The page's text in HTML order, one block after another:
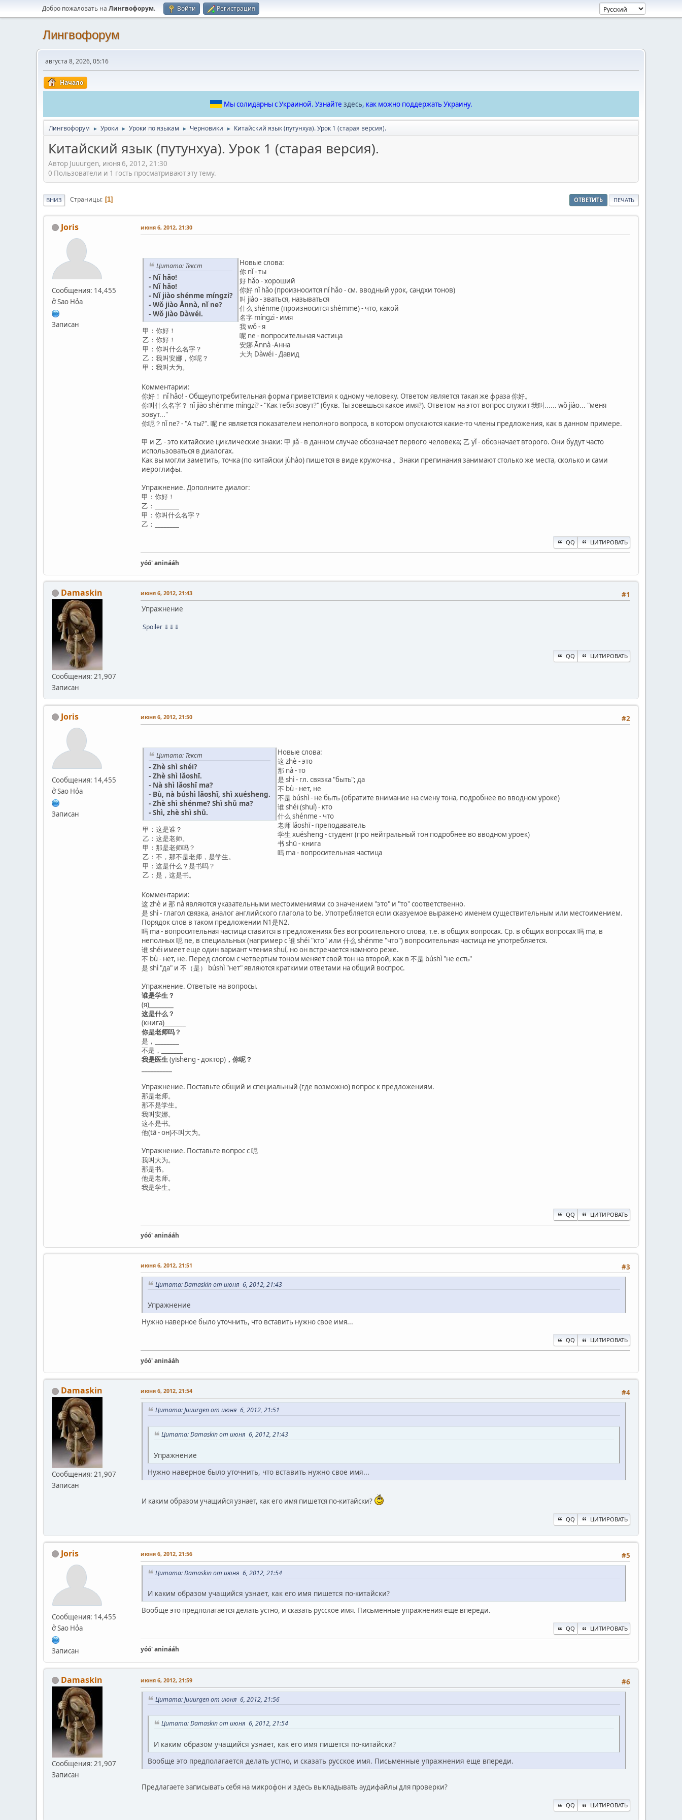
Добро пожаловать на Лингвофорум. Войти Регистрация
Лингвофорум
августа 8, 2026, 05:16
Начало
Мы солидарны с Украиной. Узнайте здесь, как можно поддержать Украину.
Лингвофорум ► Уроки ► Уроки по языкам ► Черновики ► Китайский язык (путунхуа). Урок 1 (старая версия).
Китайский язык (путунхуа). Урок 1 (старая версия).
Автор Juuurgen, июня 6, 2012, 21:30
0 Пользователи и 1 гость просматривают эту тему.
ОТВЕТИТЬ ПЕЧАТЬ
ВНИЗ Страницы 1
Joris
Сообщения: 14,455
ở Sao Hỏa
Записан
июня 6, 2012, 21:30
Цитата: Текст
- Nǐ hǎo!
- Nǐ hǎo!
- Nǐ jiào shénme míngzi?
- Wǒ jiào Ānnà, nǐ ne?
- Wǒ jiào Dàwéi.
甲：你好！
乙：你好！
甲：你叫什么名字？
乙：我叫安娜，你呢？
甲：我叫大为。
Новые слова:
你 nǐ - ты
好 hǎo - хороший
你好 nǐ hǎo (произносится ní hǎo - см. вводный урок, сандхи тонов)
叫 jiào - зваться, называться
什么 shénme (произносится shémme) - что, какой
名字 míngzi - имя
我 wǒ - я
呢 ne - вопросительная частица
安娜 Ānnà -Анна
大为 Dàwéi - Давид
Комментарии:
你好！ nǐ hǎo! - Общеупотребительная форма приветствия к одному человеку. Ответом является такая же фраза 你好。
你叫什么名字？ nǐ jiào shénme míngzi? - "Как тебя зовут?" (букв. Ты зовешься какое имя?). Ответом на этот вопрос служит 我叫...... wǒ jiào... "меня
зовут..."
你呢？nǐ ne? - "А ты?". 呢 ne является показателем неполного вопроса, в котором опускаются какие-то члены предложения, как в данном примере.
甲 и 乙 - это китайские циклические знаки: 甲 jiǎ - в данном случае обозначает первого человека; 乙 yǐ - обозначает второго. Они будут часто
использоваться в диалогах.
Как вы могли заметить, точка (по китайски jùhào) пишется в виде кружочка 。Знаки препинания занимают столько же места, сколько и сами
иероглифы.
Упражнение. Дополните диалог:
甲：你好！
乙：________
甲：你叫什么名字？
乙：________
QQ ЦИТИРОВАТЬ
yóó' aninááh
Damaskin
Сообщения: 21,907
Записан
#1
июня 6, 2012, 21:43
Упражнение
Spoiler ⇓⇓⇓
QQ ЦИТИРОВАТЬ
Joris
Сообщения: 14,455
ở Sao Hỏa
Записан
#2
июня 6, 2012, 21:50
Цитата: Текст
- Zhè shì shéi?
- Zhè shì lǎoshī.
- Nà shì lǎoshī ma?
- Bù, nà búshì lǎoshī, shì xuésheng.
- Zhè shì shénme? Shì shū ma?
- Shì, zhè shì shū.
甲：这是谁？
乙：这是老师。
甲：那是老师吗？
乙：不，那不是老师，是学生。
甲：这是什么？是书吗？
乙：是，这是书。
Новые слова:
这 zhè - это
那 nà - то
是 shì - гл. связка "быть"; да
不 bù - нет, не
不是 búshì - не быть (обратите внимание на смену тона, подробнее во вводном уроке)
谁 shéi (shuí) - кто
什么 shénme - что
老师 lǎoshī - преподаватель
学生 xuésheng - студент (про нейтральный тон подробнее во вводном уроек)
书 shū - книга
吗 ma - вопросительная частица
Комментарии:
这 zhè и 那 nà являются указательными местоимениями со значением "это" и "то" соответственно.
是 shì - глагол связка, аналог английского глагола to be. Употребляется если сказуемое выражено именем существительным или местоимением.
Порядок слов в таком предложении N1是N2.
吗 ma - вопросительная частица ставится в предложениях без вопросительного слова, т.е. в общих вопросах. Ср. в общих вопросах 吗 ma, в
неполных 呢 ne, в специальных (например с 谁 shéi "кто" или 什么 shénme "что") вопросительная частица не употребляется.
谁 shéi имеет еще один вариант чтения shuí, но он встречается намного реже.
不 bù - нет, не. Перед слогом с четвертым тоном меняет свой тон на второй, как в 不是 búshì "не есть"
是 shì "да" и 不（是） búshì "нет" являются краткими ответами на общий воспрос.
Упражнение. Ответьте на вопросы.
谁是学生？
(я)________
这是什么？
(книга)_______
你是老师吗？
是，________
不是，_______
我是医生 (yīshēng - доктор) ，你呢？
Упражнение. Поставьте общий и специальный (где возможно) вопрос к предложениям.
那是老师。
那不是学生。
我叫安娜。
这不是书。
他(tā - он)不叫大为。
Упражнение. Поставьте вопрос с 呢
我叫大为。
那是书。
他是老师。
我是学生。
QQ ЦИТИРОВАТЬ
yóó' aninááh
#3
июня 6, 2012, 21:51
Цитата: Damaskin от июня 6, 2012, 21:43
Упражнение
Нужно наверное было уточнить, что вставить нужно свое имя...
QQ ЦИТИРОВАТЬ
yóó' aninááh
Damaskin
Сообщения: 21,907
Записан
#4
июня 6, 2012, 21:54
Цитата: Juuurgen от июня 6, 2012, 21:51
Цитата: Damaskin от июня 6, 2012, 21:43
Упражнение
Нужно наверное было уточнить, что вставить нужно свое имя...
И каким образом учащийся узнает, как его имя пишется по-китайски?
QQ ЦИТИРОВАТЬ
Joris
Сообщения: 14,455
ở Sao Hỏa
Записан
#5
июня 6, 2012, 21:56
Цитата: Damaskin от июня 6, 2012, 21:54
И каким образом учащийся узнает, как его имя пишется по-китайски?
Вообще это предполагается делать устно, и сказать русское имя. Письменные упражнения еще впереди.
QQ ЦИТИРОВАТЬ
yóó' aninááh
Damaskin
Сообщения: 21,907
Записан
#6
июня 6, 2012, 21:59
Цитата: Juuurgen от июня 6, 2012, 21:56
Цитата: Damaskin от июня 6, 2012, 21:54
И каким образом учащийся узнает, как его имя пишется по-китайски?
Вообще это предполагается делать устно, и сказать русское имя. Письменные упражнения еще впереди.
Предлагаете записывать себя на микрофон и здесь выкладывать аудифайлы для проверки?
QQ ЦИТИРОВАТЬ